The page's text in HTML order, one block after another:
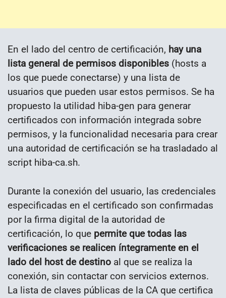
En el lado del centro de certificación, hay una
lista general de permisos disponibles (hosts a
los que puede conectarse) y una lista de
usuarios que pueden usar estos permisos. Se ha
propuesto la utilidad hiba-gen para generar
certificados con información integrada sobre
permisos, y la funcionalidad necesaria para crear
una autoridad de certificación se ha trasladado al
script hiba-ca.sh.
Durante la conexión del usuario, las credenciales
especificadas en el certificado son confirmadas
por la firma digital de la autoridad de
certificación, lo que permite que todas las
verificaciones se realicen íntegramente en el
lado del host de destino al que se realiza la
conexión, sin contactar con servicios externos.
La lista de claves públicas de la CA que certifica